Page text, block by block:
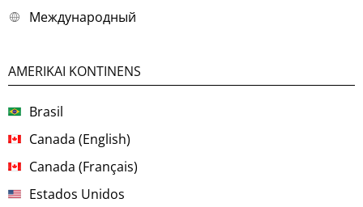
Международный
AMERIKAI KONTINENS
Brasil
Canada (English)
Canada (Français)
Estados Unidos